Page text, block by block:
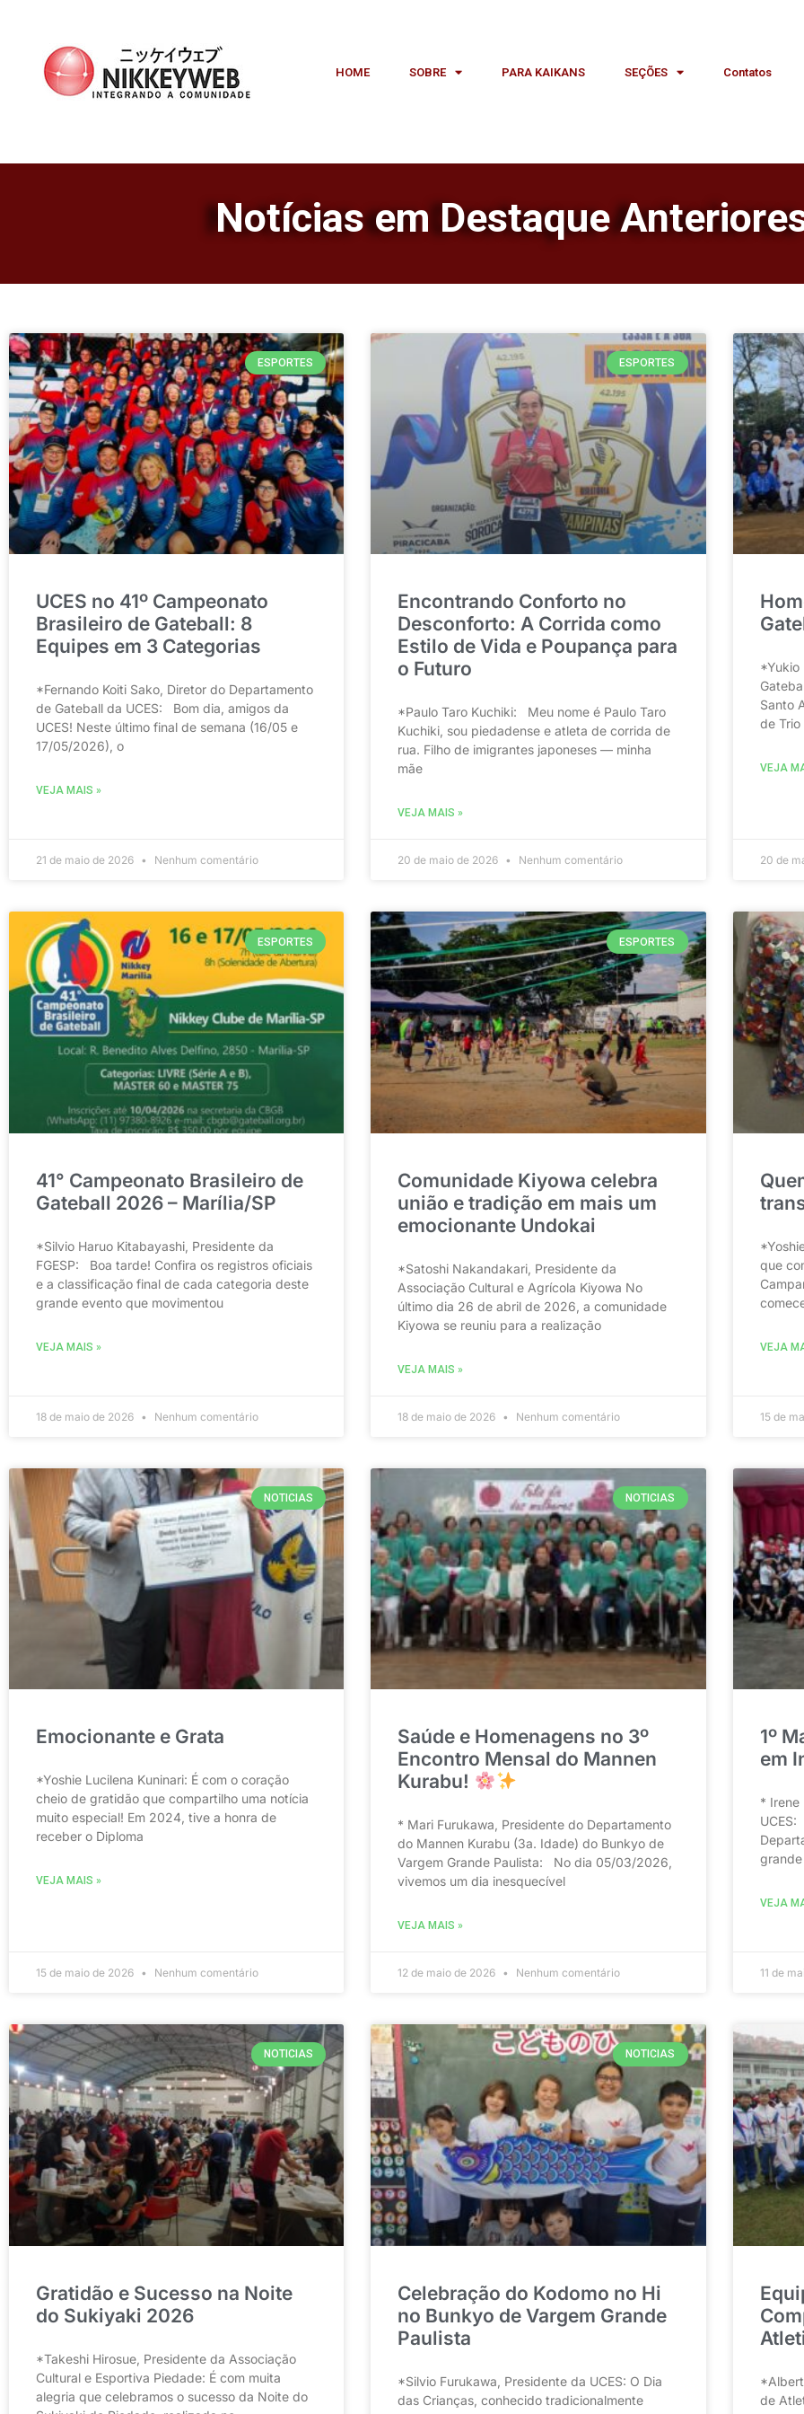
HOME SOBRE PARA KAIKANS SEÇÕES Contatos
Notícias em Destaque
ESPORTES
UCES no 41º Campeonato
Brasileiro de Gateball: 8
Equipes em 3 Categorias
*Fernando Koiti Sako, Diretor do Departamento
de Gateball da UCES: Bom dia, amigos da
UCES! Neste último final de semana (16/05 e
17/05/2026), o
VEJA MAIS »
21 de maio de 2026 Nenhum comentário
ESPORTES
Encontrando Conforto no
Desconforto: A Corrida como
Estilo de Vida e Poupança para
o Futuro
*Paulo Taro Kuchiki: Meu nome é Paulo Taro
Kuchiki, sou piedadense e atleta de corrida de
rua. Filho de imigrantes japoneses — minha
mãe
VEJA MAIS »
20 de maio de 2026 Nenhum comentário
*Yukio
Santo
de Trio
VEJA
20 de
ESPORTES
41° Campeonato Brasileiro de
Gateball 2026 – Marília/SP
*Silvio Haruo Kitabayashi, Presidente da
FGESP: Boa tarde! Confira os registros oficiais
e a classificação final de cada categoria deste
grande evento que movimentou
VEJA MAIS »
18 de maio de 2026 Nenhum comentário
ESPORTES
Comunidade Kiyowa celebra
união e tradição em mais um
emocionante Undokai
*Satoshi Nakandakari, Presidente da
Associação Cultural e Agrícola Kiyowa No
último dia 26 de abril de 2026, a comunidade
Kiyowa se reuniu para a realização
VEJA MAIS »
18 de maio de 2026 Nenhum comentário
que
VEJA
15 de
NOTICIAS
Emocionante e Grata
*Yoshie Lucilena Kuninari: É com o coração
cheio de gratidão que compartilho uma notícia
muito especial! Em 2024, tive a honra de
receber o Diploma
VEJA MAIS »
15 de maio de 2026 Nenhum comentário
NOTICIAS
Saúde e Homenagens no 3º
Encontro Mensal do Mannen
Kurabu!
* Mari Furukawa, Presidente do Departamento
do Mannen Kurabu (3a. Idade) do Bunkyo de
Vargem Grande Paulista: No dia 05/03/2026,
vivemos um dia inesquecível
VEJA MAIS »
12 de maio de 2026 Nenhum comentário
1º
em
* Irene
grande
VEJA
11 de
NOTICIAS
Gratidão e Sucesso na Noite
do Sukiyaki 2026
*Takeshi Hirosue, Presidente da Associação
Cultural e Esportiva Piedade: É com muita
alegria que celebramos o sucesso da Noite do
NOTICIAS
Celebração do Kodomo no Hi
no Bunkyo de Vargem Grande
Paulista
*Silvio Furukawa, Presidente da UCES: O Dia
das Crianças, conhecido tradicionalmente
de